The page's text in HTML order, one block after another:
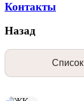
Контакты
Назад
Список